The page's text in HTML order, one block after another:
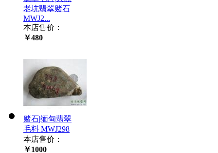
老坑翡翠赌石
MWJ2...
本店售价：
￥480
赌石|缅甸翡翠
毛料 MWJ298
本店售价：
￥1000